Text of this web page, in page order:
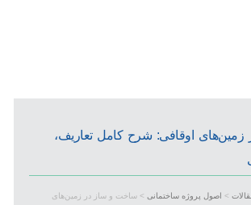
اوقافی: شرح کامل تعاریف،
> اصول پروژه ساختمانی > ساخت و ساز در زمین‌‌های